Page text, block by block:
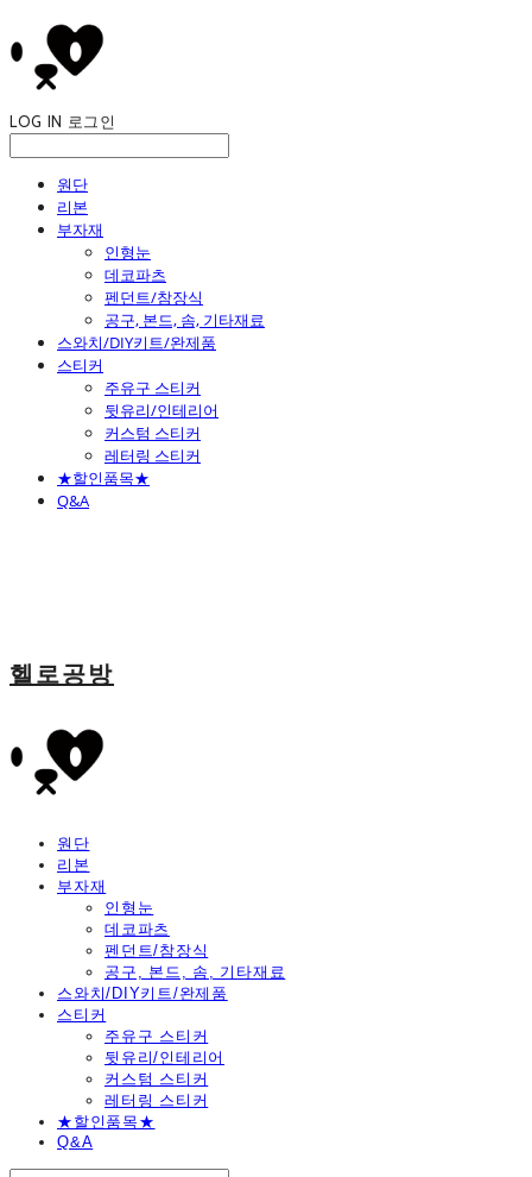
LOG IN 로그인
원단
리본
부자재
인형눈
데코파츠
펜던트/참장식
공구, 본드, 솜, 기타재료
스와치/DIY키트/완제품
스티커
주유구 스티커
뒷유리/인테리어
커스텀 스티커
레터링 스티커
★할인품목★
Q&A
헬로공방
원단
리본
부자재
인형눈
데코파츠
펜던트/참장식
공구, 본드, 솜, 기타재료
스와치/DIY키트/완제품
스티커
주유구 스티커
뒷유리/인테리어
커스텀 스티커
레터링 스티커
★할인품목★
Q&A